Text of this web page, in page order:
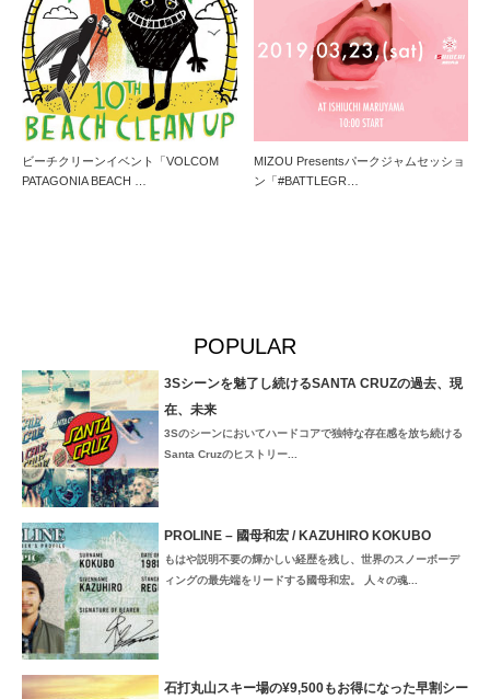
ビーチクリーンイベント「VOLCOM
PATAGONIA BEACH …
MIZOU Presentsパークジャムセッショ
ン「#BATTLEGR…
POPULAR
3Sシーンを魅了し続けるSANTA CRUZの過去、現
在、未来
3Sのシーンにおいてハードコアで独特な存在感を放ち続ける
Santa Cruzのヒストリー...
PROLINE – 國母和宏 / KAZUHIRO KOKUBO
もはや説明不要の輝かしい経歴を残し、世界のスノーボーデ
ィングの最先端をリードする國母和宏。 人々の魂...
石打丸山スキー場の¥9,500もお得になった早割シー